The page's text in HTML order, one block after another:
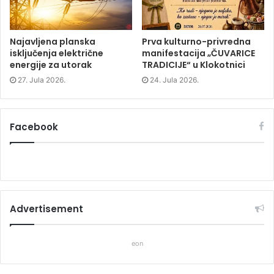
Najavljena planska
isključenja električne
energije za utorak
27. Jula 2026.
Prva kulturno-privredna
manifestacija „ČUVARICE
TRADICIJE“ u Klokotnici
24. Jula 2026.
Facebook
Advertisement
eon